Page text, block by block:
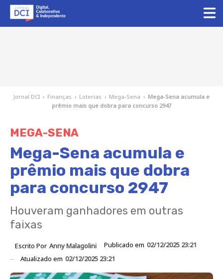
Jornal DCI › Finanças › Loterias › Mega-Sena › Mega-Sena acumula e
prêmio mais que dobra para concurso 2947
MEGA-SENA
Mega-Sena acumula e
prêmio mais que dobra
para concurso 2947
Houveram ganhadores em outras
faixas
Escrito Por Anny Malagolini Publicado em 02/12/2025 23:21
Atualizado em 02/12/2025 23:21